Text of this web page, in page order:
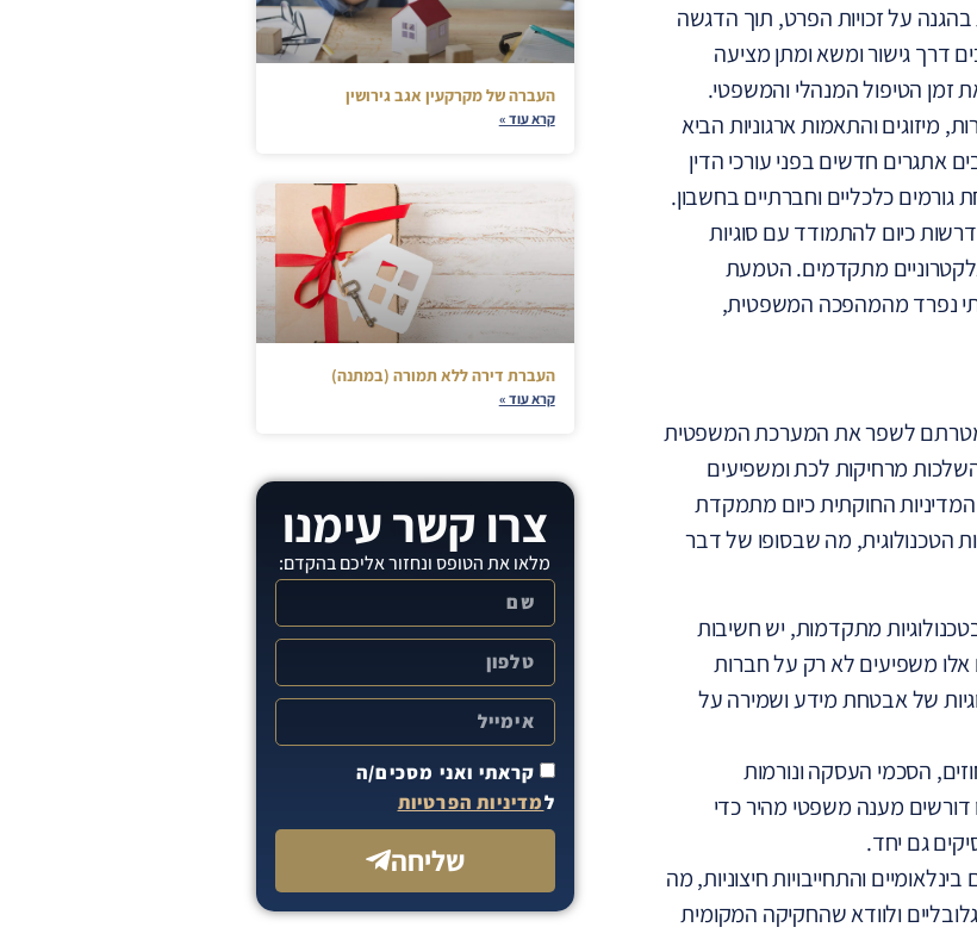
על זכויות הפרט, תוך הדגשה
דרך גישור ומשא ומתן מציעה
זמן הטיפול המנהלי והמשפטי.
מיזוגים והתאמות ארגוניות הביא
אתגרים חדשים בפני עורכי הדין
גורמים כלכליים וחברתיים בחשבון.
כיום להתמודד עם סוגיות
מתקדמים. הטמעת
נפרד מהמהפכה המשפטית,
לשפר את המערכת המשפטית
השלכות מרחיקות לכת ומשפיעים
המדיניות החוקתית כיום מתמקדת
הטכנולוגית, מה שבסופו של דבר
מתקדמות, יש חשיבות
אלו משפיעים לא רק על חברות
של אבטחת מידע ושמירה על
הסכמי העסקה ונורמות
דורשים מענה משפטי מהיר כדי
גם יחד.
והתחייבויות חיצוניות, מה
ולוודא שהחקיקה המקומית
העברה של מקרקעין אגב גירושין
קרא עוד »
העברת דירה ללא תמורה (במתנה)
קרא עוד »
צרו קשר עימנו
מלאו את הטופס ונחזור אליכם בהקדם:
קראתי ואני מסכים/ה
למדיניות הפרטיות
שליחה